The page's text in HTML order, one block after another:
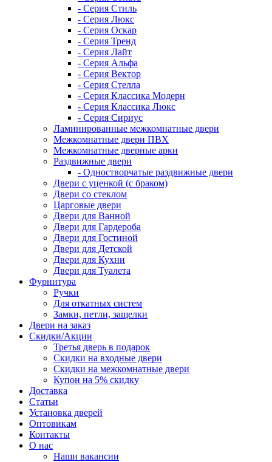
- Серия Стиль
- Серия Люкс
- Серия Оскар
- Серия Тренд
- Серия Лайт
- Серия Альфа
- Серия Вектор
- Серия Стелла
- Серия Классика Модерн
- Серия Классика Люкс
- Серия Сириус
Ламинированные межкомнатные двери
Межкомнатные двери ПВХ
Межкомнатные дверные арки
Раздвижные двери
- Одностворчатые раздвижные двери
Двери с уценкой (с браком)
Двери со стеклом
Царговые двери
Двери для Ванной
Двери для Гардероба
Двери для Гостиной
Двери для Детской
Двери для Кухни
Двери для Туалета
Фурнитура
Ручки
Для откатных систем
Замки, петли, защелки
Двери на заказ
Скидки/Акции
Третья дверь в подарок
Скидки на входные двери
Скидки на межкомнатные двери
Купон на 5% скидку
Доставка
Статьи
Установка дверей
Оптовикам
Контакты
О нас
Наши вакансии